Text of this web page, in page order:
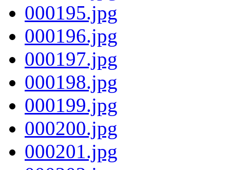
000195.jpg
000196.jpg
000197.jpg
000198.jpg
000199.jpg
000200.jpg
000201.jpg